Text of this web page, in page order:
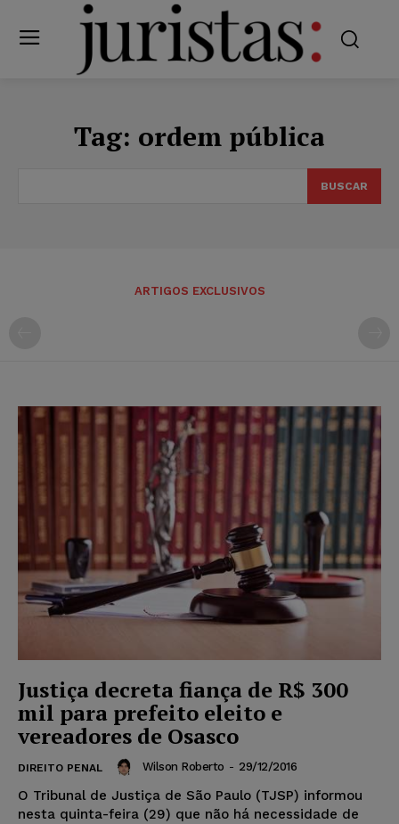
Tag: ordem pública
BUSCAR
ARTIGOS EXCLUSIVOS
Justiça decreta fiança de R$ 300
mil para prefeito eleito e
vereadores de Osasco
DIREITO PENAL Wilson Roberto - 29/12/2016
O Tribunal de Justiça de São Paulo (TJSP) informou
nesta quinta-feira (29) que não há necessidade de